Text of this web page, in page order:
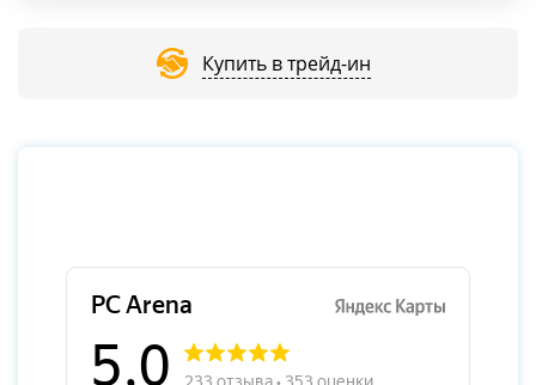
Купить в трейд-ин